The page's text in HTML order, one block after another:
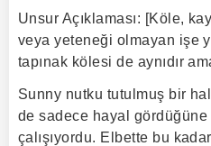
Unsur Açıklaması: [Köle,
veya yeteneği olmayan işe
tapınak kölesi de aynıdır
Sunny nutku tutulmuş bir
de sadece hayal
çalışıyordu. Elbette bu